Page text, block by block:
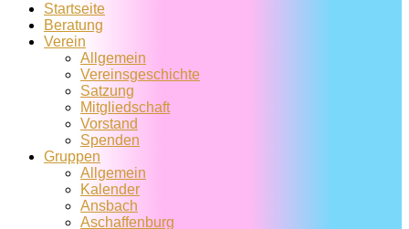
Startseite
Beratung
Verein
Allgemein
Vereins­geschichte
Satzung
Mitglied­schaft
Vorstand
Spenden
Gruppen
Allgemein
Kalender
Ansbach
Aschaffenburg